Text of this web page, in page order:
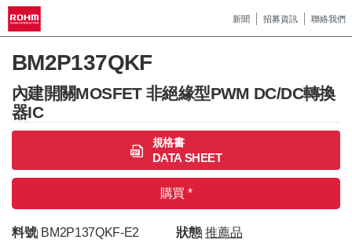
新聞 招募資訊 聯絡我們
BM2P137QKF
內建開關MOSFET 非絕緣型PWM DC/DC轉換
器IC
規格書
DATA SHEET
購買 *
料號| BM2P137QKF-E2 狀態|推薦品